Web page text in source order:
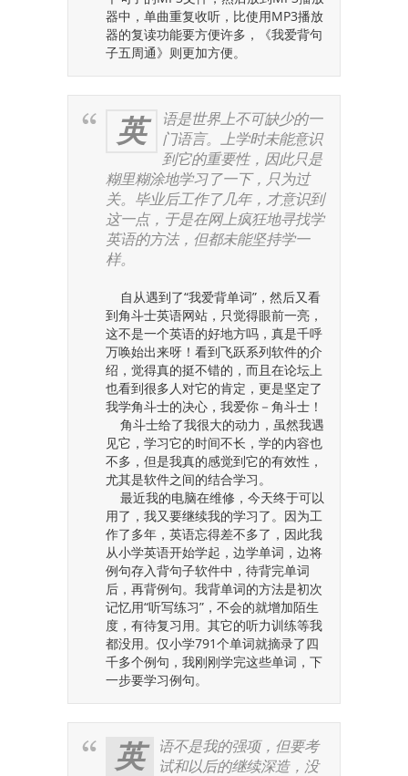
器中，单曲重复收听，比使用MP3播放
器的复读功能要方便许多，《我爱背句
子五周通》则更加方便。
英
语是世界上不可缺少的一
门语言。上学时未能意识
到它的重要性，因此只是
糊里糊涂地学习了一下，只为过
关。毕业后工作了几年，才意识到
这一点，于是在网上疯狂地寻找学
英语的方法，但都未能坚持学一
样。
自从遇到了“我爱背单词”，然后又看
到角斗士英语网站，只觉得眼前一亮，
这不是一个英语的好地方吗，真是千呼
万唤始出来呀！看到飞跃系列软件的介
绍，觉得真的挺不错的，而且在论坛上
也看到很多人对它的肯定，更是坚定了
我学角斗士的决心，我爱你－角斗士！
角斗士给了我很大的动力，虽然我遇
见它，学习它的时间不长，学的内容也
不多，但是我真的感觉到它的有效性，
尤其是软件之间的结合学习。
最近我的电脑在维修，今天终于可以
用了，我又要继续我的学习了。因为工
作了多年，英语忘得差不多了，因此我
从小学英语开始学起，边学单词，边将
例句存入背句子软件中，待背完单词
后，再背例句。我背单词的方法是初次
记忆用“听写练习”，不会的就增加陌生
度，有待复习用。其它的听力训练等我
都没用。仅小学791个单词就摘录了四
千多个例句，我刚刚学完这些单词，下
一步要学习例句。
英
语不是我的强项，但要考
试和以后的继续深造，没